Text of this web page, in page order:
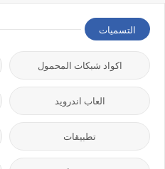
التسميات
اكواد شبكات المحمول
العاب اندرويد
تطبيقات